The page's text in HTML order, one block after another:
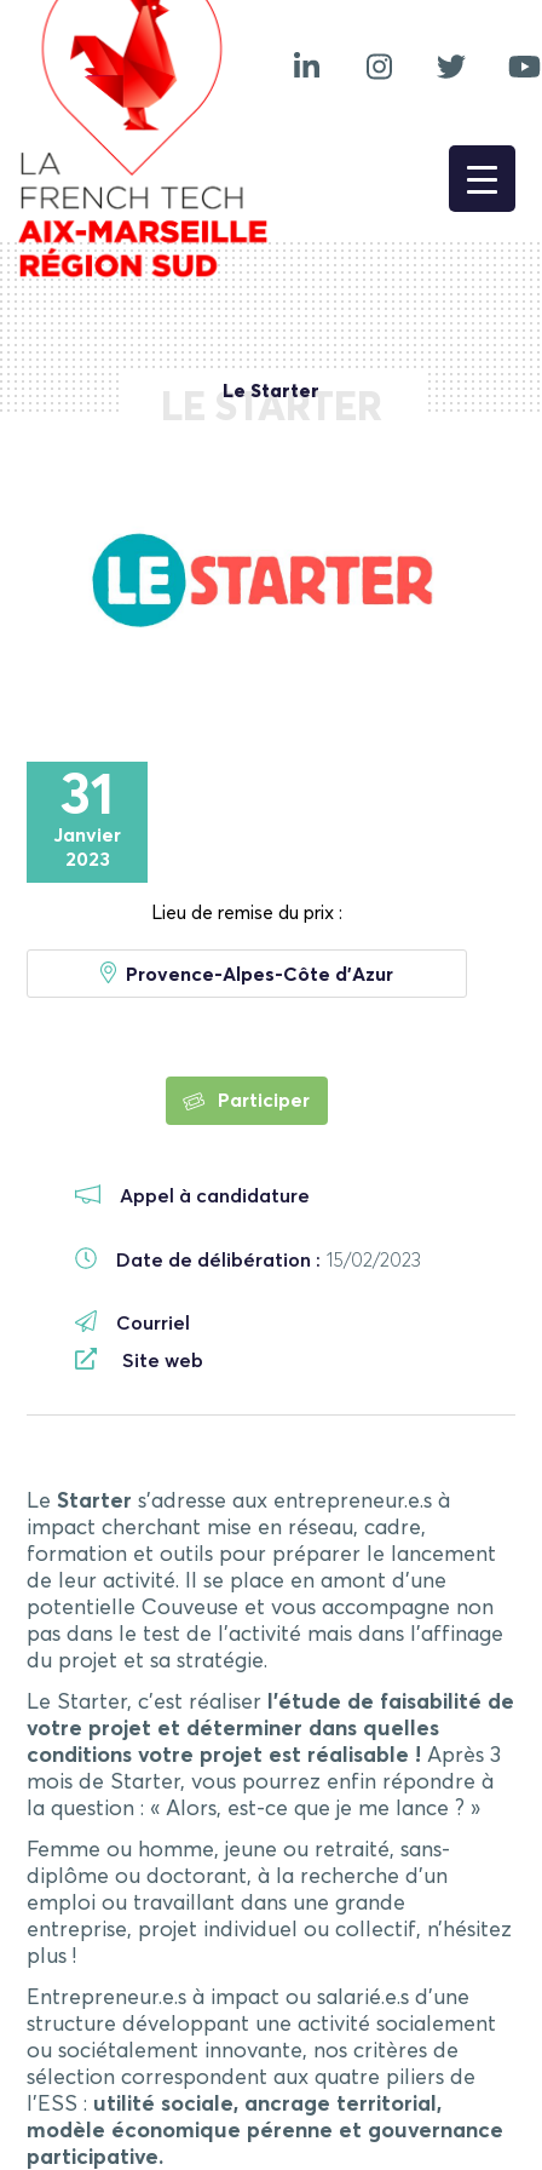
LE STARTER
Le Starter
31
Janvier
2023
Lieu de remise du prix :
Provence-Alpes-Côte d'Azur
Participer
Appel à candidature
Date de délibération : 15/02/2023
Courriel
Site web
Le Starters’adresse aux entrepreneur.e.s à
impact cherchant mise en réseau, cadre,
formation et outils pour préparer le lancement
de leur activité. Il se place en amont d’une
potentielle Couveuse et vous accompagne non
pas dans le test de l’activité mais dans l’affinage
du projet et sa stratégie.
Le Starter, c’est réaliser l’étude de faisabilité de
votre projet et déterminer dans quelles
conditions votre projet est réalisable ! Après 3
mois de Starter, vous pourrez enfin répondre à
la question : « Alors, est-ce que je me lance ? »
Femme ou homme, jeune ou retraité, sans-
diplôme ou doctorant, à la recherche d’un
emploi ou travaillant dans une grande
entreprise, projet individuel ou collectif, n’hésitez
plus !
Entrepreneur.e.s à impact ou salarié.e.s d’une
structure développant une activité socialement
ou sociétalement innovante, nos critères de
sélection correspondent aux quatre piliers de
l’ESS : utilité sociale, ancrage territorial,
modèle économique pérenne et gouvernance
participative.